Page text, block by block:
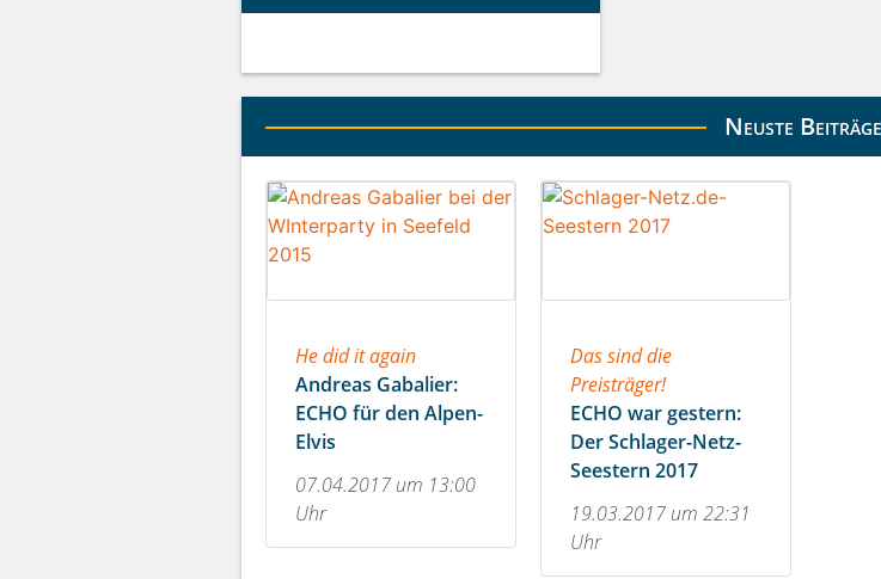
Neuste Beiträge
He did it again
Andreas Gabalier:
ECHO für den Alpen-
Elvis
07.04.2017 um 13:00
Uhr
Das sind die
Preisträger!
ECHO war gestern:
Der Schlager-Netz-
Seestern 2017
19.03.2017 um 22:31
Uhr